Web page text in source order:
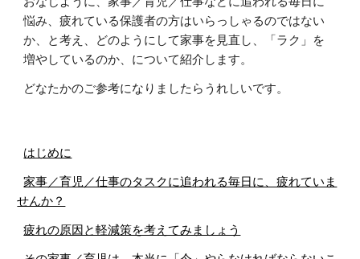
悩み、疲れている保護者の方はいらっしゃるのではない
か、と考え、どのようにして家事を見直し、「ラク」を
増やしているのか、について紹介します。
どなたかのご参考になりましたらうれしいです。
はじめに
家事／育児／仕事のタスクに追われる毎日に、疲れていま
せんか？
疲れの原因と軽減策を考えてみましょう